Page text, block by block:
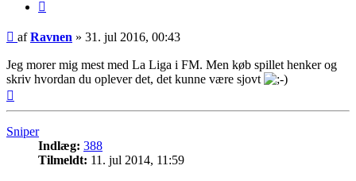
Indlæg
afRavnen » 31. jul 2016, 00:43
Jeg morer mig mest med La Liga i FM. Men køb spillet henker og
skriv hvordan du oplever det, det kunne være sjovt
Sniper
Indlæg: 388
Tilmeldt: 11. jul 2014, 11:59